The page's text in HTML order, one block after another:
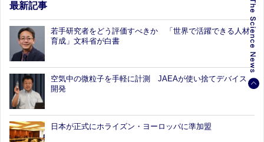
最新記事
若手研究者をどう評価すべきか 「世界で活躍できる人材
育成」文科省が白書
空気中の微粒子を手軽に計測 JAEAが使い捨てデバイス
開発
日本が正式にホライズン・ヨーロッパに準加盟